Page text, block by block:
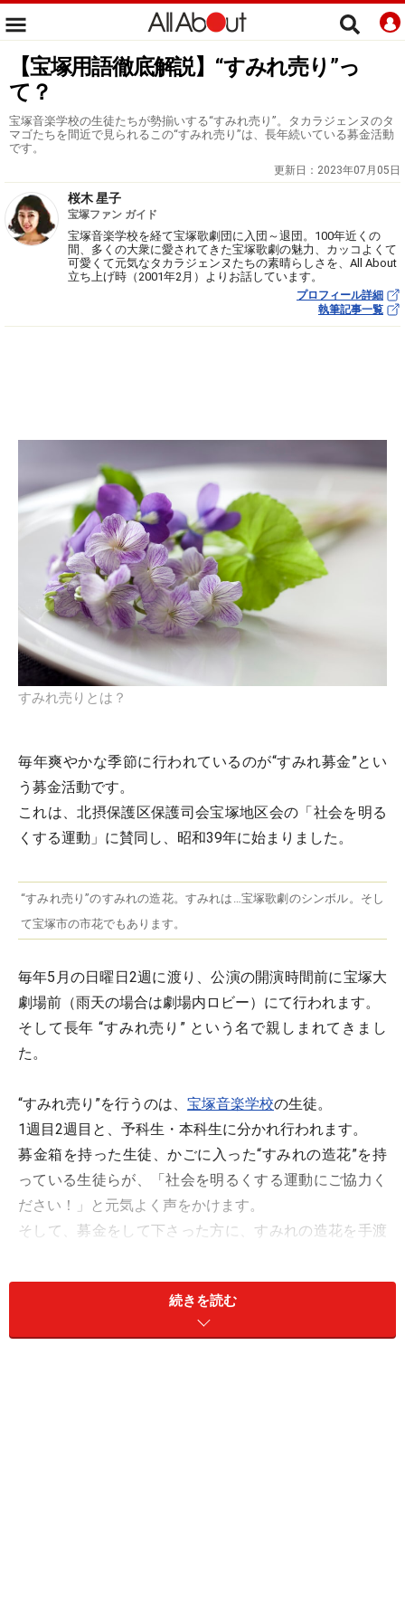
【宝塚用語徹底解説】“すみれ売り”っ
て？
宝塚音楽学校の生徒たちが勢揃いする“すみれ売り”。タカラジェンヌのタ
マゴたちを間近で見られるこの“すみれ売り”は、長年続いている募金活動
です。
更新日： 2023年07月05日
桜木 星子
宝塚ファン ガイド
宝塚音楽学校を経て宝塚歌劇団に入団～退団。100年近くの
間、多くの大衆に愛されてきた宝塚歌劇の魅力、カッコよくて
可愛くて元気なタカラジェンヌたちの素晴らしさを、All About
立ち上げ時（2001年2月）よりお話しています。
プロフィール詳細
執筆記事一覧
すみれ売りとは？
毎年爽やかな季節に行われているのが“すみれ募金”とい
う募金活動です。
これは、北摂保護区保護司会宝塚地区会の「社会を明る
くする運動」に賛同し、昭和39年に始まりました。
“すみれ売り”のすみれの造花。すみれは…宝塚歌劇のシンボル。そし
て宝塚市の市花でもあります。
毎年5月の日曜日2週に渡り、公演の開演時間前に宝塚大
劇場前（雨天の場合は劇場内ロビー）にて行われます。
そして長年 “すみれ売り” という名で親しまれてきまし
た。
“すみれ売り”を行うのは、 宝塚音楽学校の生徒。
1週目2週目と、予科生・本科生に分かれ行われます。
募金箱を持った生徒、かごに入った“すみれの造花”を持
っている生徒らが、「社会を明るくする運動にご協力く
ださい！」と元気よく声をかけます。
そして、募金をして下さった方に、すみれの造花を手渡
生徒たちは、緑の袴を着用します。
歌劇団の生徒と違うのは、乙女結びの先に校章が付いて
続きを読む